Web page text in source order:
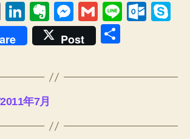
E
m
ail
Li
n
k
n
E
v
er
n
ot
M
e
ss
er
G
m
ail
Li
O
o
Post
年7月